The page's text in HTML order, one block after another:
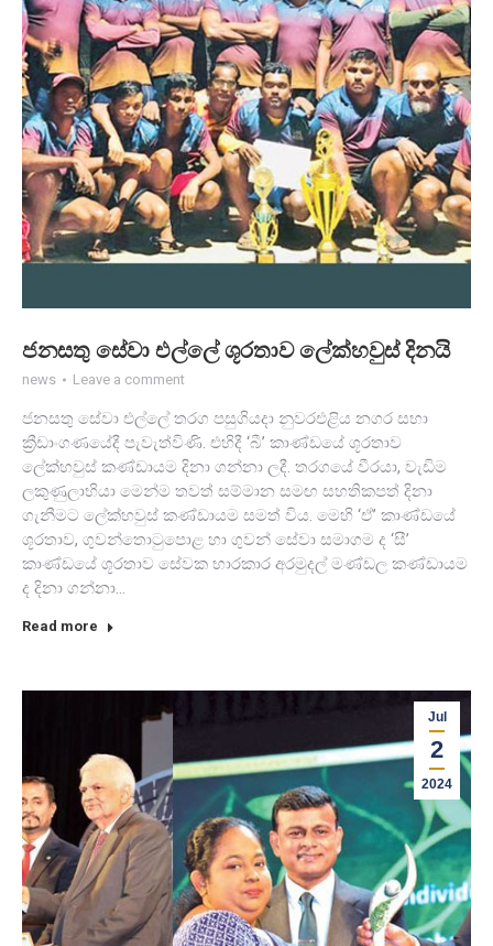
ජනසතු සේවා එල්ලේ ශූරතාව ලේක්හවුස් දිනයි
news Leave a comment
ජනසතු සේවා එල්ලේ තරග පසුගියදා නුවරඑළිය නගර සභා
ක්‍රීඩාංගණයේදී පැවැත්විණි. එහිදී ‘බී’ කාණ්ඩයේ ශූරතාව
ලේක්හවුස් කණ්ඩායම දිනා ගන්නා ලදී. තරගයේ වීරයා, වැඩිම
ලකුණුලාභියා මෙන්ම තවත් සම්මාන සමඟ සහතිකපත් දිනා
ගැනීමට ලේක්හවුස් කණ්ඩායම සමත් විය. මෙහි ‘ඒ’ කාණ්ඩයේ
ශූරතාව, ගුවන්තොටුපොළ හා ගුවන් සේවා සමාගම ද ‘සී’
කාණ්ඩයේ ශූරතාව සේවක භාරකාර අරමුදල් මණ්ඩල කණ්ඩායම
ද දිනා ගන්නා…
Read more
Jul
2
2024